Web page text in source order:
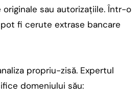
sau autorizațiile. Într-o
fi cerute extrase bancare
propriu-zisă. Expertul
domeniului său: